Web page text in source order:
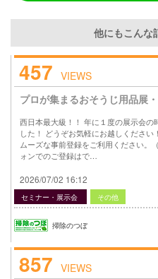
他にもこんな
457 VIEWS
プロが集まるおそうじ用品展
西日本最大級！！ 年に１度の展示会の
した！ どうぞお気軽にお越しください
ムーズな事前登録をご利用ください。
ォンでのご登録はで…
2026/07/02 16:12
セミナー・展示会 その他
掃除のつぼ
857 VIEWS